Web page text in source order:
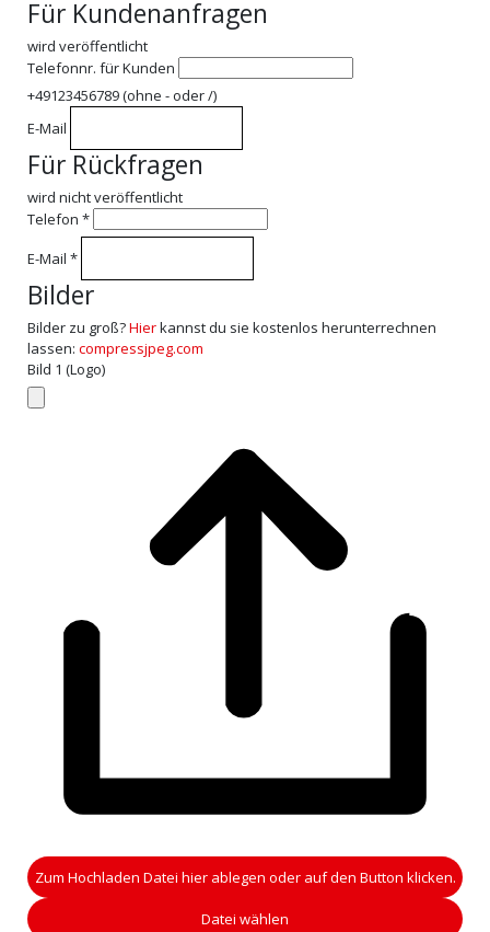
Für Kundenanfragen
wird veröffentlicht
Telefonnr. für Kunden
+49123456789 (ohne - oder /)
E-Mail
Für Rückfragen
wird nicht veröffentlicht
Telefon *
E-Mail *
Bilder
Bilder zu groß?Hierkannst du sie kostenlos herunterrechnen
lassen: compressjpeg.com
Bild 1 (Logo)
Zum Hochladen Datei hier ablegen oder auf den Button klicken.
Datei wählen